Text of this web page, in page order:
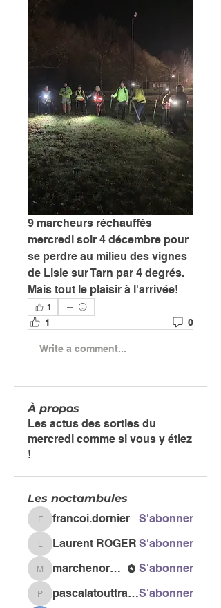
9 marcheurs réchauffés
mercredi soir 4 décembre pour
se perdre au milieu des vignes
de Lisle sur Tarn par 4 degrés.
Mais tout le plaisir à l'arrivée!
1
1 0
Write a comment...
À propos
Les actus des sorties du
mercredi comme si vous y étiez
!
Les noctambules
francoi.dornier
francoi.dornier S'abonner
Laurent ROGER
Laurent ROGER S'abonner
marchenordiquegailmarchenordiquegail S'abonner
pascalatouttravaux pascalatouttravauxS'abonner